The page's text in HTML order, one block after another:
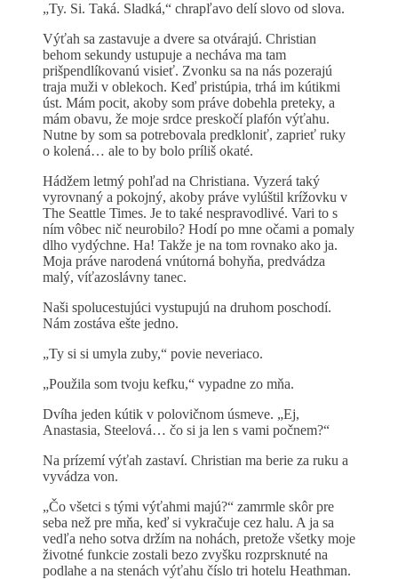
„Ty. Si. Taká. Sladká,“ chrapľavo delí slovo od slova.
Výťah sa zastavuje a dvere sa otvárajú. Christian
behom sekundy ustupuje a necháva ma tam
prišpendlíkovanú visieť. Zvonku sa na nás pozerajú
traja muži v oblekoch. Keď pristúpia, trhá im kútikmi
úst. Mám pocit, akoby som práve dobehla preteky, a
mám obavu, že moje srdce preskočí plafón výťahu.
Nutne by som sa potrebovala predkloniť, zaprieť ruky
o kolená… ale to by bolo príliš okaté.
Hádžem letmý pohľad na Christiana. Vyzerá taký
vyrovnaný a pokojný, akoby práve vylúštil krížovku v
The Seattle Times. Je to také nespravodlivé. Vari to s
ním vôbec nič neurobilo? Hodí po mne očami a pomaly
dlho vydýchne. Ha! Takže je na tom rovnako ako ja.
Moja práve narodená vnútorná bohyňa, predvádza
malý, víťazoslávny tanec.
Naši spolucestujúci vystupujú na druhom poschodí.
Nám zostáva ešte jedno.
„Ty si si umyla zuby,“ povie neveriaco.
„Použila som tvoju kefku,“ vypadne zo mňa.
Dvíha jeden kútik v polovičnom úsmeve. „Ej,
Anastasia, Steelová… čo si ja len s vami počnem?“
Na prízemí výťah zastaví. Christian ma berie za ruku a
vyvádza von.
„Čo všetci s tými výťahmi majú?“ zamrmle skôr pre
seba než pre mňa, keď si vykračuje cez halu. A ja sa
vedľa neho sotva držím na nohách, pretože všetky moje
životné funkcie zostali bezo zvyšku rozprsknuté na
podlahe a na stenách výťahu číslo tri hotelu Heathman.